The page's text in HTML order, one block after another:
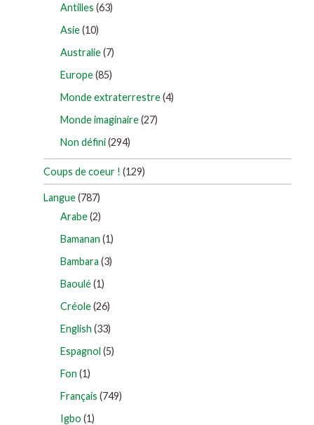
Antilles (63)
Asie(10)
Australie(7)
Europe(85)
Monde extraterrestre(4)
Monde imaginaire(27)
Non défini(294)
Coups de coeur ! (129)
Langue(787)
Arabe(2)
Bamanan (1)
Bambara (3)
Baoulé(1)
Créole(26)
English (33)
Espagnol (5)
Fon (1)
Français (749)
Igbo (1)